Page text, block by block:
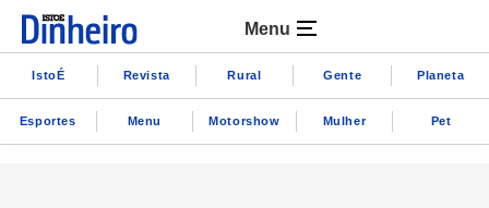
Menu
IstoÉ Revista Rural Gente Planeta
Esportes Menu Motorshow Mulher Pet